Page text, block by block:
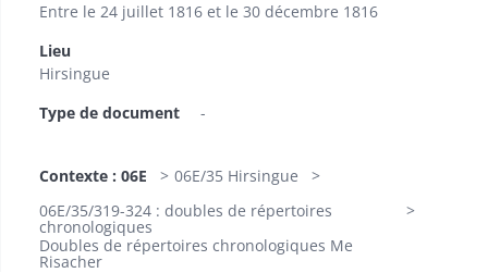
Entre le 24 juillet 1816 et le 30 décembre 1816
Lieu
Hirsingue
Type de document
-
Contexte : 06E
06E/35 Hirsingue
06E/35/319-324 : doubles de répertoires
chronologiques
Doubles de répertoires chronologiques Me
Risacher